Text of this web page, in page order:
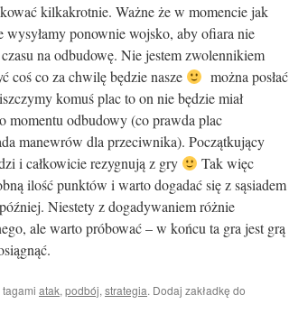
kilkakrotnie. Ważne że w momencie jak
ponownie wojsko, aby ofiara nie
na odbudowę. Nie jestem zwolennikiem
coś co za chwilę będzie nasze
można posłać
komuś plac to on nie będzie miał
momentu odbudowy (co prawda plac
manewrów dla przeciwnika). Początkujący
i całkowicie rezygnują z gry
Tak więc
ilość punktów i warto dogadać się z sąsiadem
Niestety z dogadywaniem różnie
ale warto próbować – w końcu ta gra jest grą
atak, podbój, strategia. Dodaj zakładkę do